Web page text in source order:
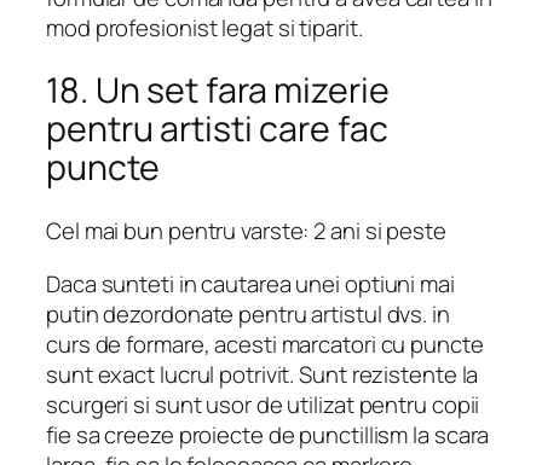
mod profesionist legat si tiparit.
18. Un set fara mizerie
pentru artisti care fac
puncte
Cel mai bun pentru varste: 2 ani si peste
Daca sunteti in cautarea unei optiuni mai
putin dezordonate pentru artistul dvs. in
curs de formare, acesti marcatori cu puncte
sunt exact lucrul potrivit. Sunt rezistente la
scurgeri si sunt usor de utilizat pentru copii
fie sa creeze proiecte de punctillism la scara